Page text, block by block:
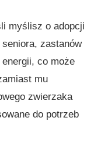
myślisz o adopcji
seniora, zastanów
energii, co może
mu
zwierzaka
do potrzeb